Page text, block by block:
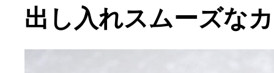
出し入れスムーズな